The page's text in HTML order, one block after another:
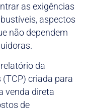
as exigências
aspectos
não dependem
da
criada para
venda direta
de